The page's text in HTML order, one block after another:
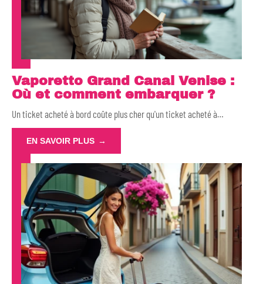
Vaporetto Grand Canal Venise :
Où et comment embarquer ?
Un ticket acheté à bord coûte plus cher qu'un ticket acheté à…
EN SAVOIR PLUS